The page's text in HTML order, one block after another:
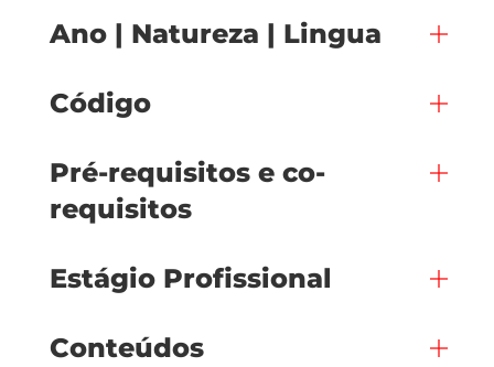
Ano | Natureza | Lingua
Código
Pré-requisitos e co-
requisitos
Estágio Profissional
Conteúdos